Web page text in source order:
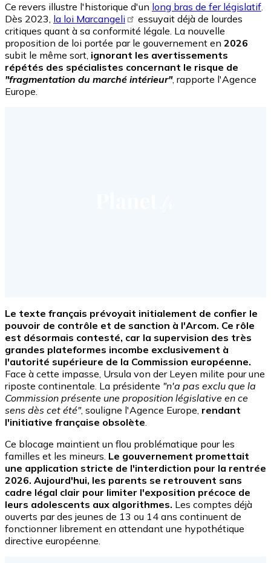
Ce revers illustre l'historique d'un long bras de fer législatif.
Dès 2023, la loi Marcangeli
essuyait déjà de lourdes
critiques quant à sa conformité légale. La nouvelle
proposition de loi portée par le gouvernement en 2026
subit le même sort, ignorant les avertissements
répétés des spécialistes concernant le risque de
"fragmentation du marché intérieur", rapporte l'Agence
Europe.
Le texte français prévoyait initialement de confier le
pouvoir de contrôle et de sanction à l'Arcom. Ce rôle
est désormais contesté, car la supervision des très
grandes plateformes incombe exclusivement à
l'autorité supérieure de la Commission européenne.
Face à cette impasse, Ursula von der Leyen milite pour une
riposte continentale. La présidente "n'a pas exclu que la
Commission présente une proposition législative en ce
sens dès cet été", souligne l'Agence Europe, rendant
l'initiative française obsolète.
Ce blocage maintient un flou problématique pour les
familles et les mineurs. Le gouvernement promettait
une application stricte de l'interdiction pour la rentrée
2026. Aujourd'hui, les parents se retrouvent sans
cadre légal clair pour limiter l'exposition précoce de
leurs adolescents aux algorithmes. Les comptes déjà
ouverts par des jeunes de 13 ou 14 ans continuent de
fonctionner librement en attendant une hypothétique
directive européenne.